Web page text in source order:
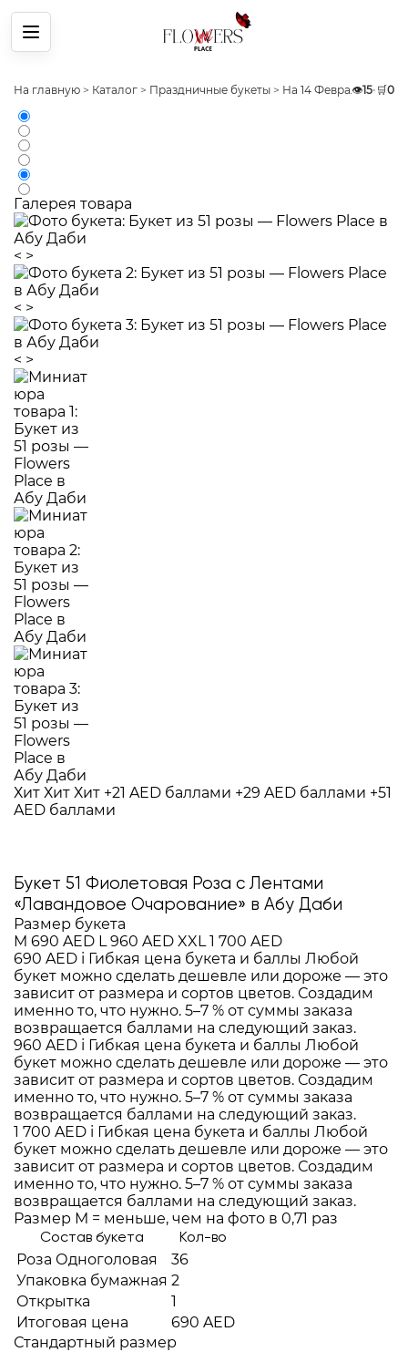
Меню
На главную > Каталог > Праздничные букеты > На 14 Февраля>
👁️15• 🛒0
Галерея товара
< >
< >
< >
Хит Хит Хит +21 AED баллами +29 AED баллами +51
AED баллами
Букет 51 Фиолетовая Роза с Лентами
«Лавандовое Очарование» в Абу Даби
Размер букета
M 690 AED L 960 AED XXL 1 700 AED
690 AED i Гибкая цена букета и баллы Любой
букет можно сделать дешевле или дороже — это
зависит от размера и сортов цветов. Создадим
именно то, что нужно. 5–7 % от суммы заказа
возвращается баллами на следующий заказ.
960 AED i Гибкая цена букета и баллы Любой
букет можно сделать дешевле или дороже — это
зависит от размера и сортов цветов. Создадим
именно то, что нужно. 5–7 % от суммы заказа
возвращается баллами на следующий заказ.
1 700 AED i Гибкая цена букета и баллы Любой
букет можно сделать дешевле или дороже — это
зависит от размера и сортов цветов. Создадим
именно то, что нужно. 5–7 % от суммы заказа
возвращается баллами на следующий заказ.
Размер M = меньше, чем на фото в 0,71 раз
Состав букета Кол-во
Роза Одноголовая
36
Упаковка бумажная 2
Открытка
1
Итоговая цена
690 AED
Стандартный размер